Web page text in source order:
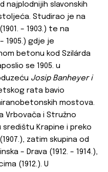
slavonskih
Studirao je na
– 1903.) te na
1905.) gdje je
betonu kod Szilárda
se 1905. u
Josip Banheyer i
rata bavio
mostova.
Vrbovača i Stružno
središtu Krapine i preko
zatim skupina od
– Drava (1912. – 1914.),
(1912.). U